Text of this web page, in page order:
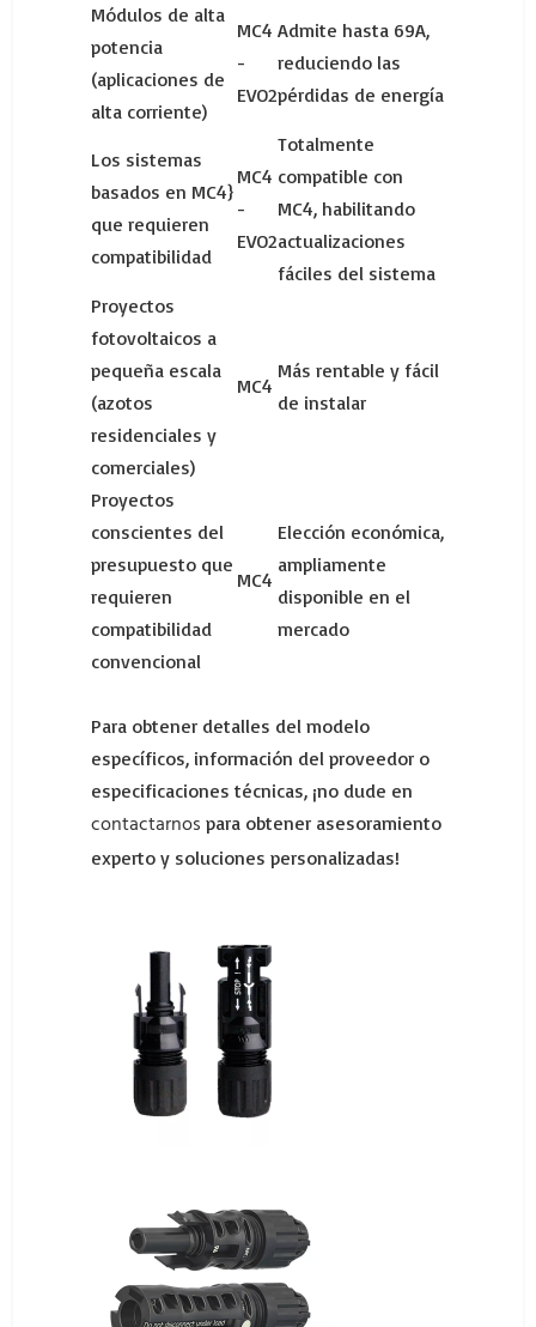
Módulos de alta
potencia
(aplicaciones de
alta corriente)
MC4
-
EVO2
Admite hasta 69A,
reduciendo las
pérdidas de energía
Los sistemas
basados ​​en MC4}
que requieren
compatibilidad
MC4
-
EVO2
Totalmente
compatible con
MC4, habilitando
actualizaciones
fáciles del sistema
Proyectos
fotovoltaicos a
pequeña escala
(azotos
residenciales y
comerciales)
MC4
Más rentable y fácil
de instalar
Proyectos
conscientes del
presupuesto que
requieren
compatibilidad
convencional
MC4
Elección económica,
ampliamente
disponible en el
mercado
Para obtener detalles del modelo
específicos, información del proveedor o
especificaciones técnicas, ¡no dude en
contactarnos para obtener asesoramiento
experto y soluciones personalizadas!